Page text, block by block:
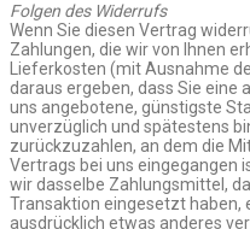
Folgen des Widerrufs
Wenn Sie diesen Vertrag
Zahlungen, die wir von Ihnen
Lieferkosten (mit Ausnahme
daraus ergeben, dass Sie eine
uns angebotene, günstigste
unverzüglich und spätestens
zurückzuzahlen, an dem die
Vertrags bei uns eingegangen
wir dasselbe Zahlungsmittel,
Transaktion eingesetzt haben,
ausdrücklich etwas anderes